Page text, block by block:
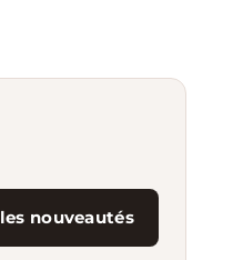
nouveautés